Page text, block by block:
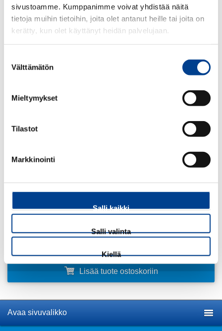
sivustoamme. Kumppanimme voivat yhdistää näitä
tietoja muihin tietoihin, joita olet antanut heille tai joita on
kerätty, kun olet käyttänyt heidän palvelujaan.
valinta
Välttämätön
Mieltymykset
Tilastot
Markkinointi
Salli kaikki
Salli valinta
Kiellä
mattamustalla Audi-mukilla. Tilavuus n. 0,35 litraa. Materiaali 100
% posliinia. Väri: Tummansininen
Lisää tuote ostoskoriin
Avaa sivuvalikko